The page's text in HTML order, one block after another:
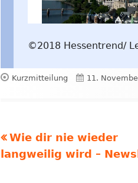
©2018 Hessentrend/
Format
Kurzmitteilung
Veröffentlicht
11.
Vorheriger
Beitrag:
Wie dir nie wieder
langweilig wird –